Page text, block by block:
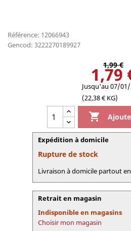
Référence: 12066943
Gencod: 3222270189927
1,99 €
1,79
Jusqu'au 07/
(22,38 € KG)

Expédition à domicile
Rupture de stock
Livraison à domicile partout
Retrait en magasin
Indisponible en magasins
Choisir mon magasin